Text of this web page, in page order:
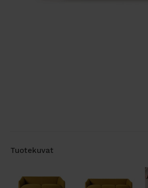
Tuotekuvat